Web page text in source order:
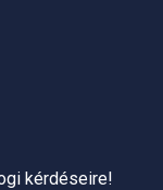
kérdéseire!